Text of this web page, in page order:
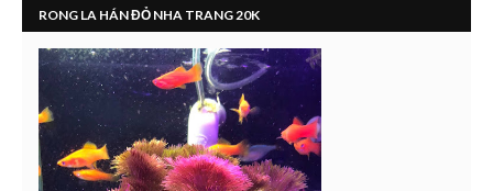
RONG LA HÁN ĐỎ NHA TRANG 20K